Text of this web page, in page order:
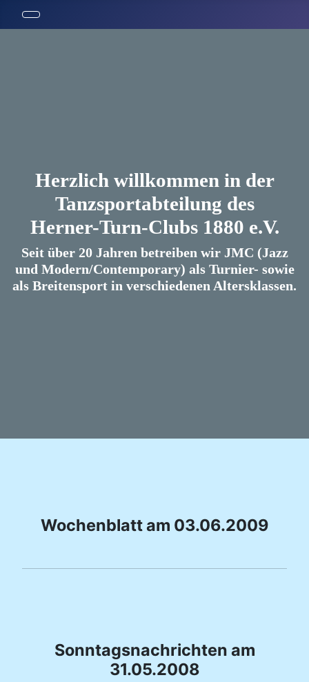
Herzlich willkommen in der
Tanzsportabteilung des
Herner-Turn-Clubs 1880 e.V.
Seit über 20 Jahren betreiben wir JMC (Jazz
und Modern/Contemporary) als Turnier- sowie
als Breitensport in verschiedenen Altersklassen.
Wochenblatt am 03.06.2009
Sonntagsnachrichten am
31.05.2008